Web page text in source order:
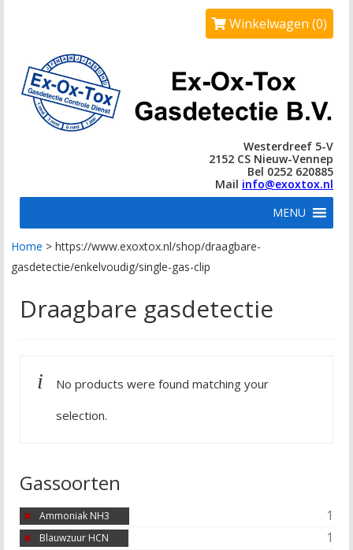
Winkelwagen (0)
Westerdreef 5-V
2152 CS Nieuw-Vennep
Bel 0252 620885
Mail info@exoxtox.nl
MENU
Home > https://www.exoxtox.nl/shop/draagbare-
gasdetectie/enkelvoudig/single-gas-clip
Draagbare gasdetectie
No products were found matching your
selection.
Gassoorten
Ammoniak NH3 1
Blauwzuur HCN 1